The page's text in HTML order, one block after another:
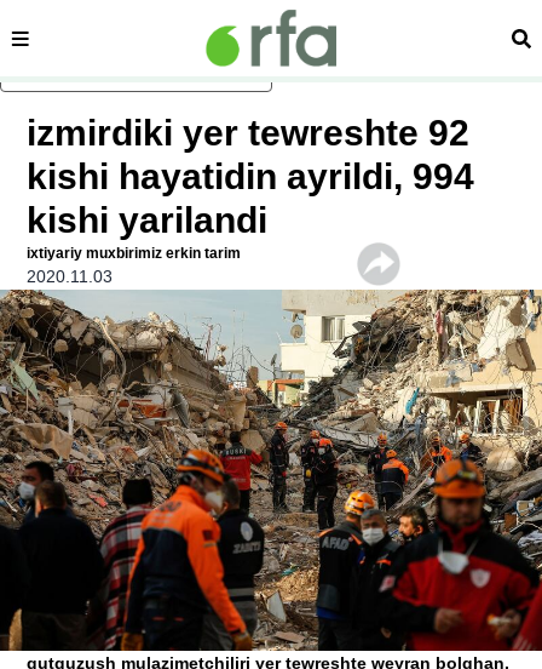
asasliq mezmungha atlang
sehipe
izmirdiki yer tewreshte 92
kishi hayatidin ayrildi, 994
kishi yarilandi
ixtiyariy muxbirimiz erkin tarim
2020.11.03
qutquzush mulazimetchiliri yer tewreshte weyran bolghan,